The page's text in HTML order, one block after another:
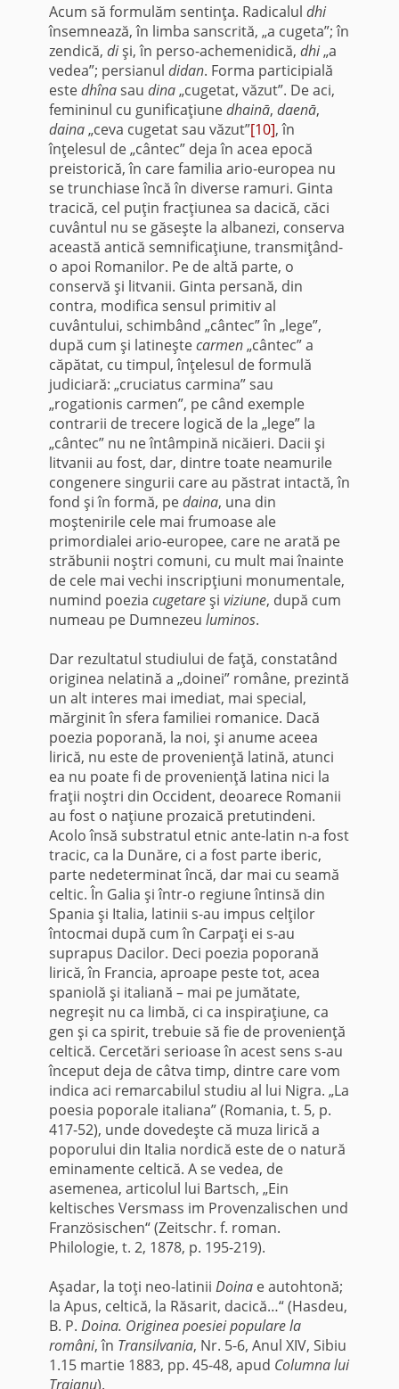
Acum să formulăm sentinţa. Radicalul dhi
însemnează, în limba sanscrită, „a cugeta”; în
zendică, dişi, în perso-achemenidică, dhi„a
vedea”; persianul didan. Forma participială
estedhînasau dina„cugetat, văzut”. De aci,
femininul cu gunificaţiunedhainā, daenā,
daina„ceva cugetat sau văzut”[10], în
înţelesul de „cântec” deja în acea epocă
preistorică, în care familia ario-europea nu
se trunchiase încă în diverse ramuri. Ginta
tracică, cel puţin fracţiunea sa dacică, căci
cuvântul nu se găseşte la albanezi, conserva
această antică semnificaţiune, transmiţând-
o apoi Romanilor. Pe de altă parte, o
conservă şi litvanii. Ginta persană, din
contra, modifica sensul primitiv al
cuvântului, schimbând „cântec” în „lege”,
după cum şi latineştecarmen„cântec” a
căpătat, cu timpul, înţelesul de formulă
judiciară: „cruciatus carmina” sau
„rogationis carmen”, pe când exemple
contrarii de trecere logică de la „lege” la
„cântec” nu ne întâmpină nicăieri. Dacii şi
litvanii au fost, dar, dintre toate neamurile
congenere singurii care au păstrat intactă, în
fond şi în formă, pedaina, una din
moştenirile cele mai frumoase ale
primordialei ario-europee, care ne arată pe
străbunii noştri comuni, cu mult mai înainte
de cele mai vechi inscripţiuni mo­numentale,
numind poezia cugetareşi viziune, după cum
numeau pe Dumnezeu luminos.
Dar rezultatul studiului de faţă, constatând
ori­ginea nelatină a „doinei” române, prezintă
un alt interes mai imediat, mai special,
mărginit în sfera fa­miliei romanice. Dacă
poezia poporană, la noi, şi anume aceea
lirică, nu este de provenienţă latină, atunci
ea nu poate fi de provenienţă latina nici la
fraţii noştri din Occident, deoarece Romanii
au fost o naţiune prozaică pretutindeni.
Acolo însă substratul etnic ante-latin n-a fost
tracic, ca la Dunăre, ci a fost parte iberic,
parte nedeterminat încă, dar mai cu seamă
celtic. În Galia şi într-o regiune întinsă din
Spania şi Italia, latinii s-au impus celţilor
întocmai după cum în Carpaţi ei s-au
suprapus Dacilor. Deci poezia poporană
lirică, în Francia, aproape peste tot, acea
spaniolă şi italiană – mai pe jumătate,
negreşit nu ca limbă, ci ca inspiraţiune, ca
gen şi ca spirit, trebuie să fie de provenienţă
celtică. Cercetări serioase în acest sens s-au
început deja de câtva timp, dintre care vom
indica aci remarcabilul studiu al lui Nigra. „La
poesia poporale italiana” (Ro­mania, t. 5, p.
417-52), unde dovedeşte că muza lirică a
poporului din Italia nordică este de o natură
emina­mente celtică. A se vedea, de
asemenea, articolul lui Bartsch, „Ein
keltisches Versmass im Provenzalischen und
Französischen“ (Zeitschr. f. roman.
Philologie, t. 2, 1878, p. 195-219).
Aşadar, la toţi neo-latinii Doinae autohtonă;
la Apus, celtică, la Răsarit, dacică…“ (Hasdeu,
B. P. Doina. Originea poesiei populare la
români, în Transilvania, Nr. 5-6, Anul XIV, Sibiu
1.15 martie 1883, pp. 45-48, apud Columna lui
Traianu).